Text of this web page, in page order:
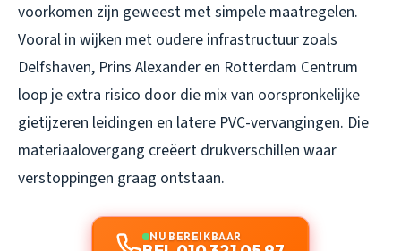
voorkomen zijn geweest met simpele maatregelen.
Vooral in wijken met oudere infrastructuur zoals
Delfshaven, Prins Alexander en Rotterdam Centrum
loop je extra risico door die mix van oorspronkelijke
gietijzeren leidingen en latere PVC-vervangingen. Die
materiaalovergang creëert drukverschillen waar
verstoppingen graag ontstaan.
NU BEREIKBAAR